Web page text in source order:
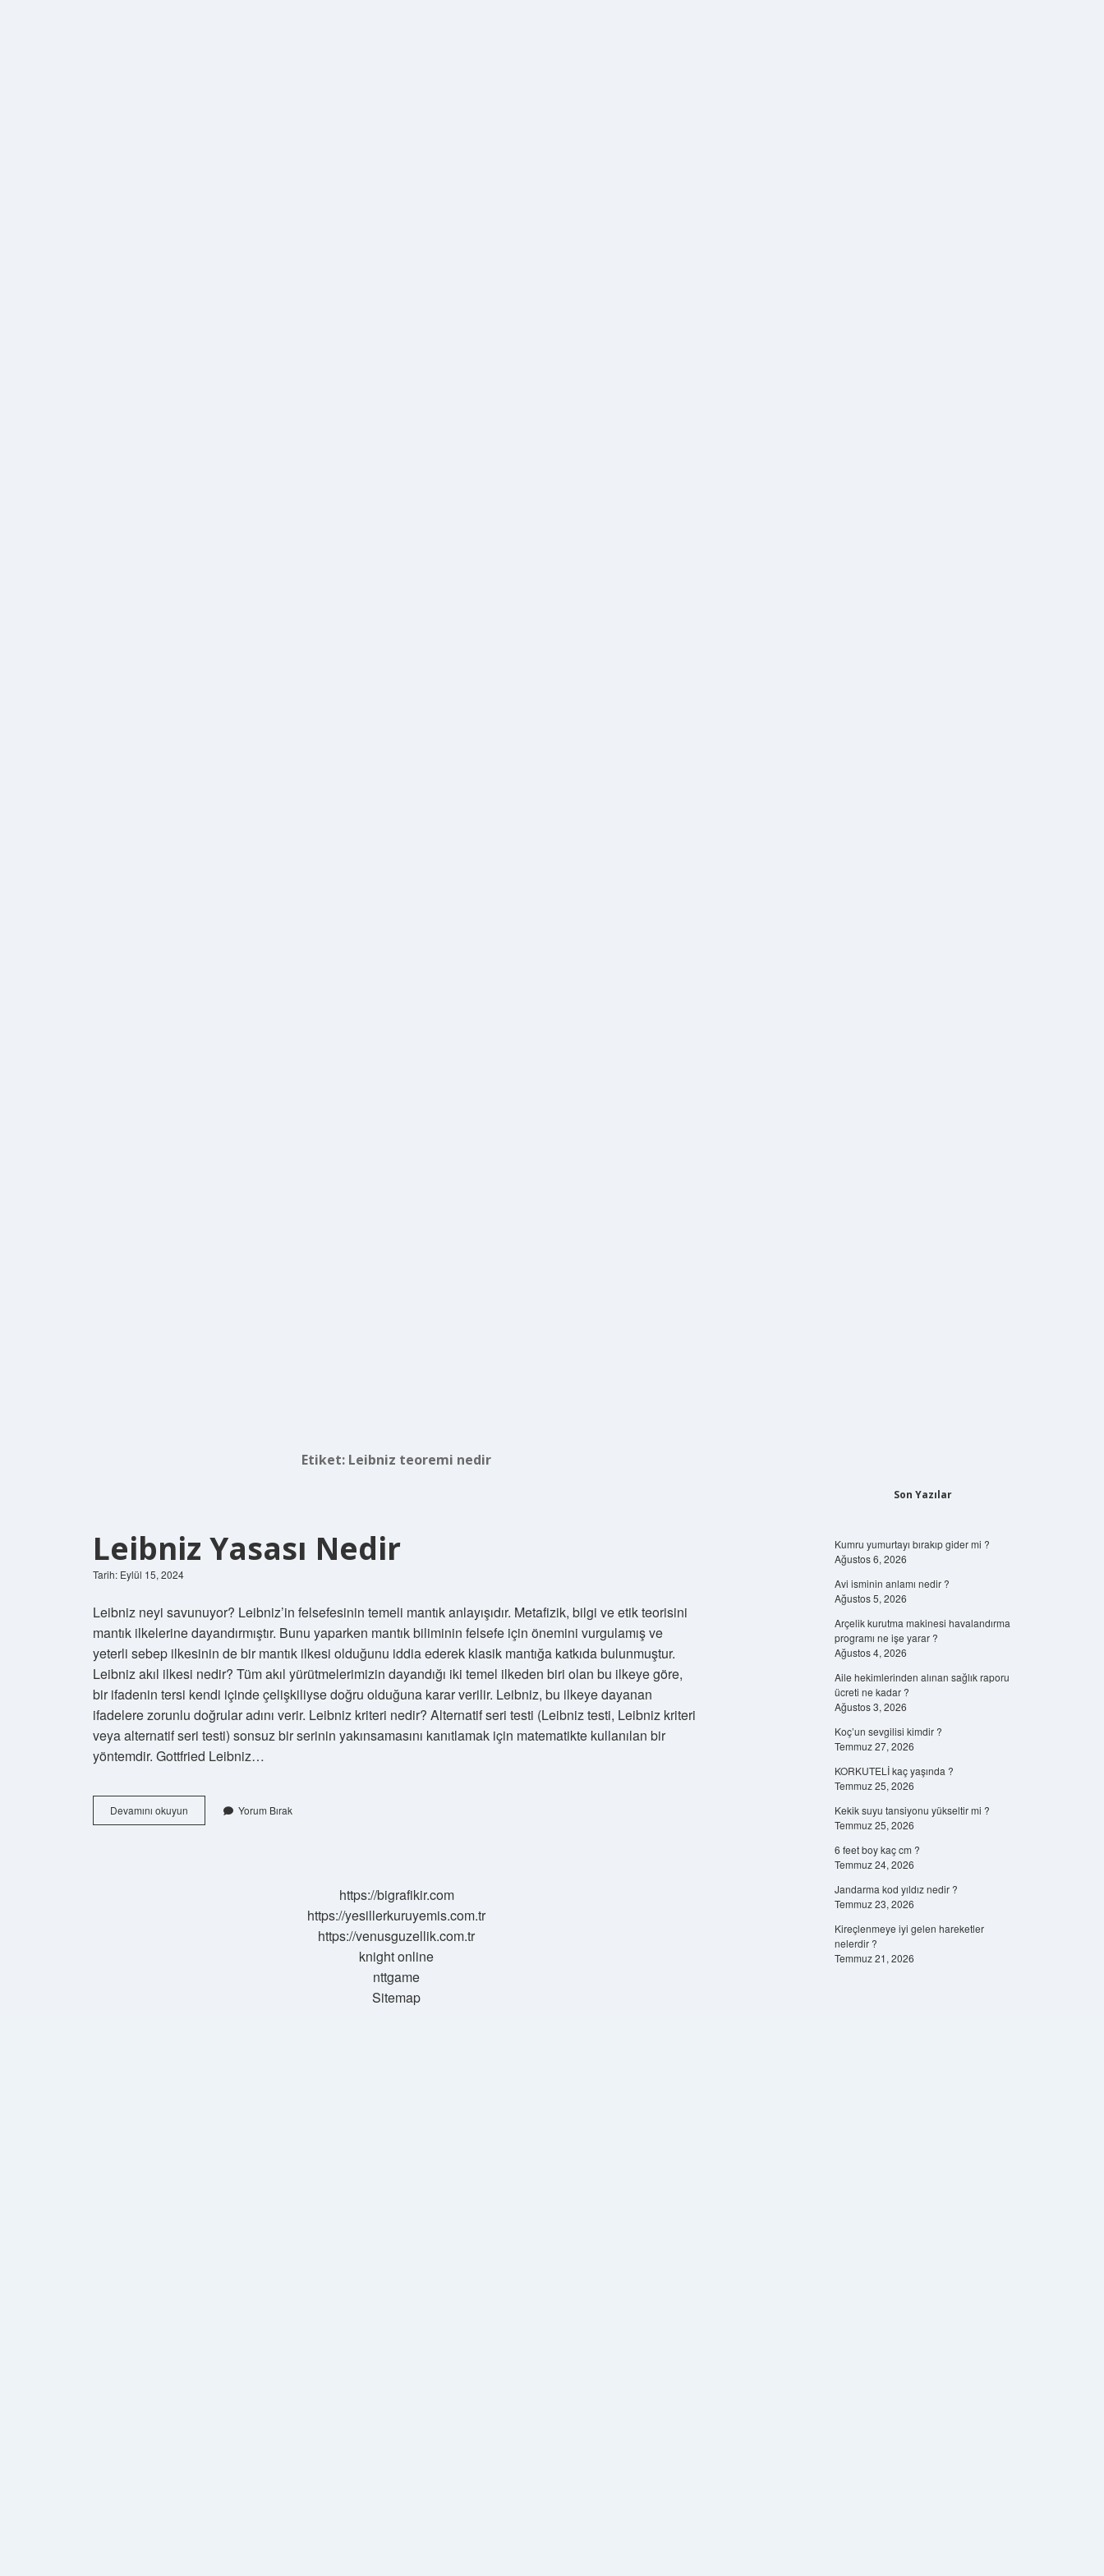
Etiket: Leibniz teoremi nedir
Leibniz Yasası Nedir
Tarih: Eylül 15, 2024
Leibniz neyi savunuyor? Leibniz’in felsefesinin temeli mantık anlayışıdır. Metafizik, bilgi ve etik teorisini
mantık ilkelerine dayandırmıştır. Bunu yaparken mantık biliminin felsefe için önemini vurgulamış ve
yeterli sebep ilkesinin de bir mantık ilkesi olduğunu iddia ederek klasik mantığa katkıda bulunmuştur.
Leibniz akıl ilkesi nedir? Tüm akıl yürütmelerimizin dayandığı iki temel ilkeden biri olan bu ilkeye göre,
bir ifadenin tersi kendi içinde çelişkiliyse doğru olduğuna karar verilir. Leibniz, bu ilkeye dayanan
ifadelere zorunlu doğrular adını verir. Leibniz kriteri nedir? Alternatif seri testi (Leibniz testi, Leibniz kriteri
veya alternatif seri testi) sonsuz bir serinin yakınsamasını kanıtlamak için matematikte kullanılan bir
yöntemdir. Gottfried Leibniz…
Devamını okuyun
Yasası
Yorum Bırak
https://bigrafikir.com
https://yesillerkuruyemis.com.tr
https://venusguzellik.com.tr
knight online
nttgame
Sitemap
Son Yazılar
Kumru yumurtayı bırakıp gider mi ?
Ağustos 6, 2026
Avi isminin anlamı nedir ?
Ağustos 5, 2026
Arçelik kurutma makinesi havalandırma
programı ne işe yarar ?
Ağustos 4, 2026
Aile hekimlerinden alınan sağlık raporu
ücreti ne kadar ?
Ağustos 3, 2026
Koç’un sevgilisi kimdir ?
Temmuz 27, 2026
KORKUTELİ kaç yaşında ?
Temmuz 25, 2026
Kekik suyu tansiyonu yükseltir mi ?
Temmuz 25, 2026
6 feet boy kaç cm ?
Temmuz 24, 2026
Jandarma kod yıldız nedir ?
Temmuz 23, 2026
Kireçlenmeye iyi gelen hareketler
nelerdir ?
Temmuz 21, 2026